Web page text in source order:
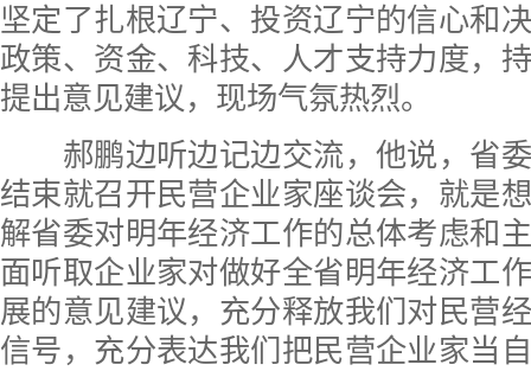
坚定了扎根辽宁、投资辽宁的信心和
政策、资金、科技、人才支持力度，
提出意见建议，现场气氛热烈。
郝鹏边听边记边交流，他说，省委
结束就召开民营企业家座谈会，就是
解省委对明年经济工作的总体考虑和
面听取企业家对做好全省明年经济工
展的意见建议，充分释放我们对民营
信号，充分表达我们把民营企业家当